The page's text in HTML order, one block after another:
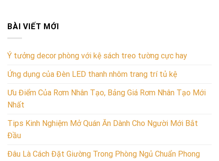
BÀI VIẾT MỚI
Ý tưởng decor phòng với kệ sách treo tường cực hay
Ứng dụng của Đèn LED thanh nhôm trang trí tủ kệ
Ưu Điểm Của Rơm Nhân Tạo, Bảng Giá Rơm Nhân Tạo Mới
Nhất
Tips Kinh Nghiệm Mở Quán Ăn Dành Cho Người Mới Bắt
Đầu
Đâu Là Cách Đặt Giường Trong Phòng Ngủ Chuẩn Phong